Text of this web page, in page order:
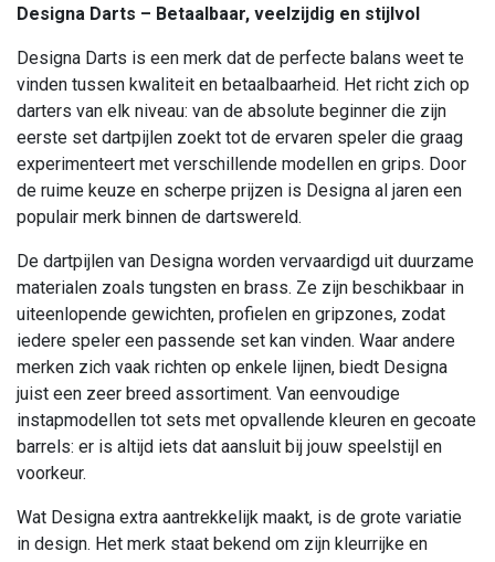
Designa Darts – Betaalbaar, veelzijdig en stijlvol
Designa Darts is een merk dat de perfecte balans weet te
vinden tussen kwaliteit en betaalbaarheid. Het richt zich op
darters van elk niveau: van de absolute beginner die zijn
eerste set dartpijlen zoekt tot de ervaren speler die graag
experimenteert met verschillende modellen en grips. Door
de ruime keuze en scherpe prijzen is Designa al jaren een
populair merk binnen de dartswereld.
De dartpijlen van Designa worden vervaardigd uit duurzame
materialen zoals tungsten en brass. Ze zijn beschikbaar in
uiteenlopende gewichten, profielen en gripzones, zodat
iedere speler een passende set kan vinden. Waar andere
merken zich vaak richten op enkele lijnen, biedt Designa
juist een zeer breed assortiment. Van eenvoudige
instapmodellen tot sets met opvallende kleuren en gecoate
barrels: er is altijd iets dat aansluit bij jouw speelstijl en
voorkeur.
Wat Designa extra aantrekkelijk maakt, is de grote variatie
in design. Het merk staat bekend om zijn kleurrijke en